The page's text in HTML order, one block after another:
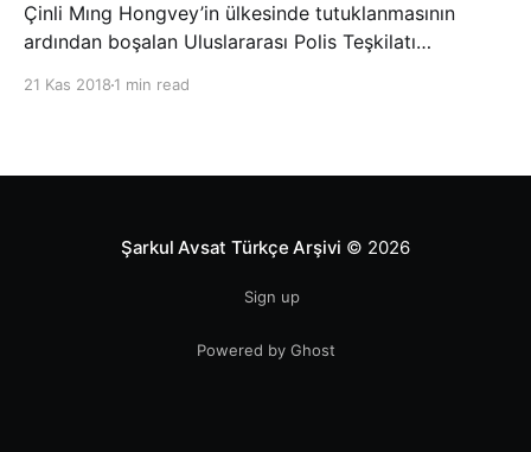
Çinli Mıng Hongvey’in ülkesinde tutuklanmasının
ardından boşalan Uluslararası Polis Teşkilatı
21 Kas 2018 1 min read
Şarkul Avsat Türkçe Arşivi © 2026
Sign up
Powered by Ghost